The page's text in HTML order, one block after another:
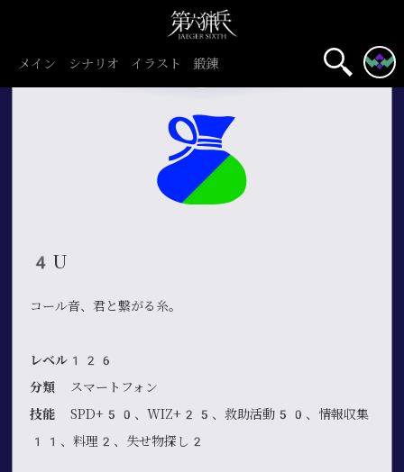
メイン シナリオ イラスト 鍛錬
4U
コール音、君と繋がる糸。
レベル126
分類 スマートフォン
技能 SPD+50、WIZ+25、救助活動50、情報収集
11、料理2、失せ物探し2